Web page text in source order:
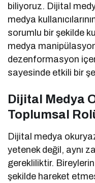
biliyoruz. Dijital
medya
sorumlu bir şekilde
medya
dezenformasyon
sayesinde etkili bir
Dijital Medya
Toplumsal
Dijital medya
yetenek değil, aynı
gerekliliktir.
şekilde hareket